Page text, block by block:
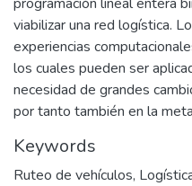
viabilizar una red logística.
experiencias
los cuales pueden ser
necesidad de grandes
por tanto también en la
Keywords
Ruteo de vehículos,